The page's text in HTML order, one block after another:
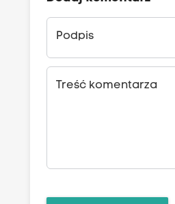
Podpis
Treść komentarza